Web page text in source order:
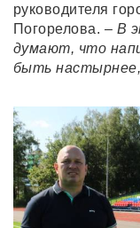
руководителя
Погорелова. – В
думают, что
быть